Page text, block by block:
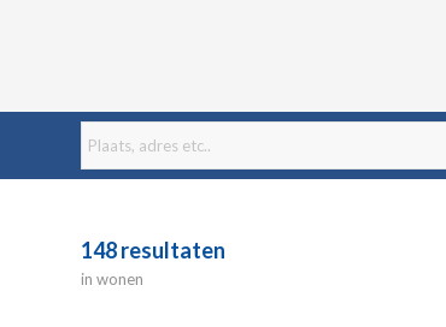
148resultaten
in wonen